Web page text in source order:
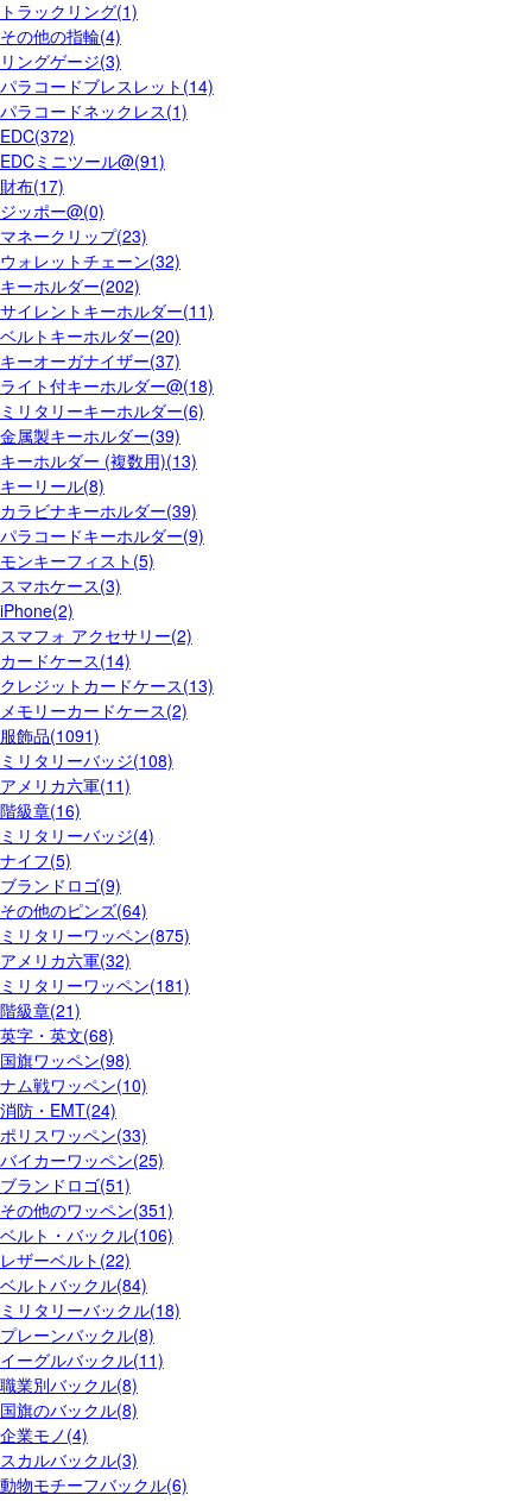
トラックリング(1)
その他の指輪(4)
リングゲージ(3)
パラコードブレスレット(14)
パラコードネックレス(1)
EDC(372)
EDCミニツール@(91)
財布(17)
ジッポー@(0)
マネークリップ(23)
ウォレットチェーン(32)
キーホルダー(202)
サイレントキーホルダー(11)
ベルトキーホルダー(20)
キーオーガナイザー(37)
ライト付キーホルダー@(18)
ミリタリーキーホルダー(6)
金属製キーホルダー(39)
キーホルダー (複数用)(13)
キーリール(8)
カラビナキーホルダー(39)
パラコードキーホルダー(9)
モンキーフィスト(5)
スマホケース(3)
iPhone(2)
スマフォ アクセサリー(2)
カードケース(14)
クレジットカードケース(13)
メモリーカードケース(2)
服飾品(1091)
ミリタリーバッジ(108)
アメリカ六軍(11)
階級章(16)
ミリタリーバッジ(4)
ナイフ(5)
ブランドロゴ(9)
その他のピンズ(64)
ミリタリーワッペン(875)
アメリカ六軍(32)
ミリタリーワッペン(181)
階級章(21)
英字・英文(68)
国旗ワッペン(98)
ナム戦ワッペン(10)
消防・EMT(24)
ポリスワッペン(33)
バイカーワッペン(25)
ブランドロゴ(51)
その他のワッペン(351)
ベルト・バックル(106)
レザーベルト(22)
ベルトバックル(84)
ミリタリーバックル(18)
プレーンバックル(8)
イーグルバックル(11)
職業別バックル(8)
国旗のバックル(8)
企業モノ(4)
スカルバックル(3)
動物モチーフバックル(6)